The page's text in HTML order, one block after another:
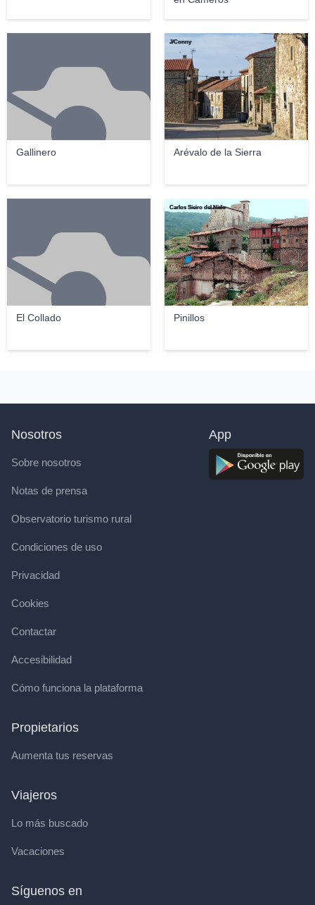
Gallinero Arévalo de la Sierra
J/Conny
El Collado Pinillos
Carlos Sieiro del Nido
Nosotros
Sobre nosotros
Notas de prensa
Observatorio turismo rural
Condiciones de uso
Privacidad
Cookies
Contactar
Accesibilidad
Cómo funciona la plataforma
Propietarios
Aumenta tus reservas
Viajeros
Lo más buscado
Vacaciones
App
Síguenos en